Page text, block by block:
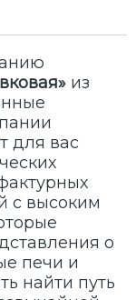
из
для вас
с высоким
о
печи и
найти путь